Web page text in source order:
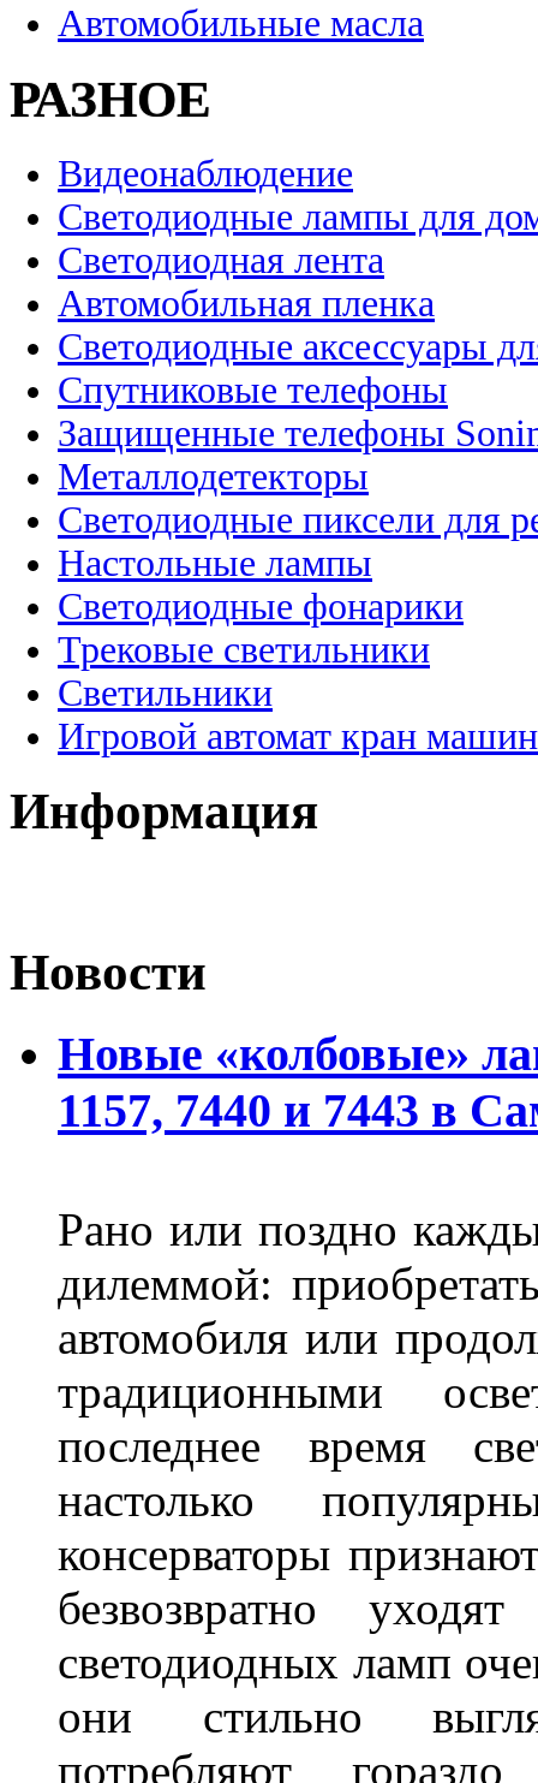
Автомобильные масла
РАЗНОЕ
Видеонаблюдение
Светодиодные лампы для
Светодиодная лента
Автомобильная пленка
Светодиодные аксессуары
Спутниковые телефоны
Защищенные телефоны
Металлодетекторы
Светодиодные пиксели для
Настольные лампы
Светодиодные фонарики
Трековые светильники
Светильники
Игровой автомат кран
Информация
Новости
Новые «колбовые»
1157, 7440 и 7443 в
Рано или поздно
дилеммой:
автомобиля или
традиционными
последнее время
настолько
консерваторы
безвозвратно
светодиодных ламп
они стильно
потребляют